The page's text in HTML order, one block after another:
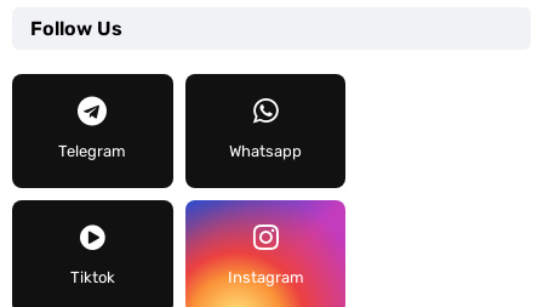
Follow Us
Telegram Whatsapp
Tiktok Instagram